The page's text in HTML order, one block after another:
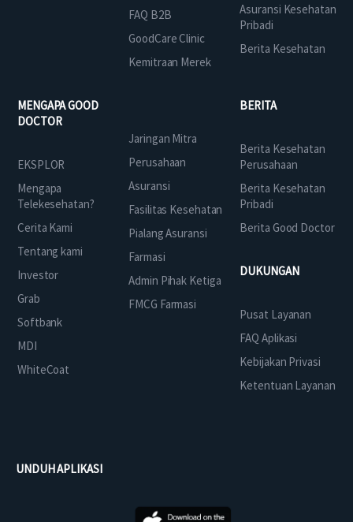
FAQ B2B
GoodCare Clinic
Kemitraan Merek
Asuransi Kesehatan
Pribadi
Berita Kesehatan
MENGAPA GOOD
DOCTOR
EKSPLOR
Mengapa
Telekesehatan?
Cerita Kami
Tentang kami
Investor
Grab
Softbank
MDI
WhiteCoat
Jaringan Mitra
Perusahaan
Asuransi
Fasilitas Kesehatan
Pialang Asuransi
Farmasi
Admin Pihak Ketiga
FMCG Farmasi
BERITA
Berita Kesehatan
Perusahaan
Berita Kesehatan
Pribadi
Berita Good Doctor
DUKUNGAN
Pusat Layanan
FAQ Aplikasi
Kebijakan Privasi
Ketentuan Layanan
UNDUH APLIKASI